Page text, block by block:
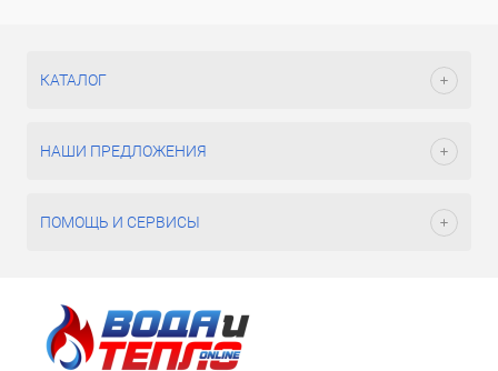
КАТАЛОГ
НАШИ ПРЕДЛОЖЕНИЯ
ПОМОЩЬ И СЕРВИСЫ